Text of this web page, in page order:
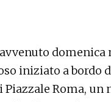
iniziato a bordo
Roma, un